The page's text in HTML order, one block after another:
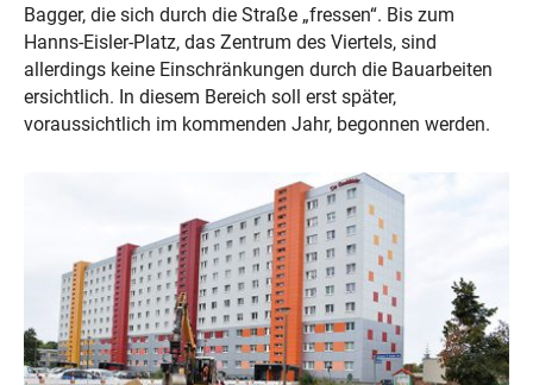
Bagger, die sich durch die Straße „fressen“. Bis zum
Hanns-Eisler-Platz, das Zentrum des Viertels, sind
allerdings keine Einschränkungen durch die Bauarbeiten
ersichtlich. In diesem Bereich soll erst später,
voraussichtlich im kommenden Jahr, begonnen werden.